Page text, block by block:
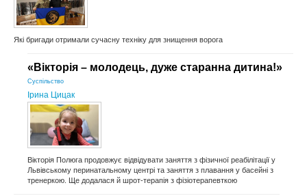
Які бригади отримали сучасну техніку для знищення ворога
«Вікторія – молодець, дуже старанна дитина!»
Суспільство
Ірина Цицак
Вікторія Полюга продовжує відвідувати заняття з фізичної реабілітації у
Львівському перинатальному центрі та заняття з плавання у басейні з
тренеркою. Ще додалася й шрот-терапія з фізіотерапевткою